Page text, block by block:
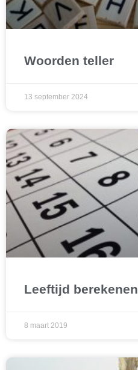
Woorden teller
13 september 2024
Leeftijd berekenen
8 maart 2019